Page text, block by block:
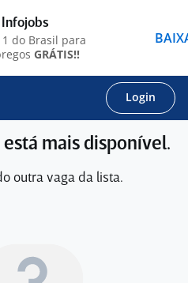
Login
está mais disponível.
outra vaga da lista.
1 do Brasil para
GRÁTIS!!